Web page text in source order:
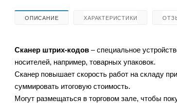
ОПИСАНИЕ ХАРАКТЕРИСТИКИ
Сканер штрих-кодов – специальное
носителей, например, товарных упаковок.
Сканер повышает скорость работ на складу
суммировать итоговую стоимость.
Могут размещаться в торговом зале, чтобы